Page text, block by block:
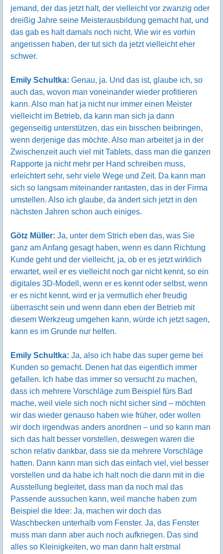
jemand, der das jetzt halt, der vielleicht vor zwanzig oder
dreißig Jahre seine Meisterausbildung gemacht hat, und
das gab es halt damals noch nicht. Wie wir es vorhin
angerissen haben, der tut sich da jetzt vielleicht eher
schwer.
Emily Schultka: Genau, ja. Und das ist, glaube ich, so
auch das, wovon man voneinander wieder profitieren
kann. Also man hat ja nicht nur immer einen Meister
vielleicht im Betrieb, da kann man sich ja dann
gegenseitig unterstützen, das ein bisschen beibringen,
wenn derjenige das möchte. Also man arbeitet ja in der
Zwischenzeit auch viel mit Tablets, dass man die ganzen
Rapporte ja nicht mehr per Hand schreiben muss,
erleichtert sehr, sehr viele Wege und Zeit. Da kann man
sich so langsam miteinander rantasten, das in der Firma
umstellen. Also ich glaube, da ändert sich jetzt in den
nächsten Jahren schon auch einiges.
Götz Müller: Ja, unter dem Strich eben das, was Sie
ganz am Anfang gesagt haben, wenn es dann Richtung
Kunde geht und der vielleicht, ja, ob er es jetzt wirklich
erwartet, weil er es vielleicht noch gar nicht kennt, so ein
digitales 3D-Modell, wenn er es kennt oder selbst, wenn
er es nicht kennt, wird er ja vermutlich eher freudig
überrascht sein und wenn dann eben der Betrieb mit
diesem Werkzeug umgehen kann, würde ich jetzt sagen,
kann es im Grunde nur helfen.
Emily Schultka: Ja, also ich habe das super gerne bei
Kunden so gemacht. Denen hat das eigentlich immer
gefallen. Ich habe das immer so versucht zu machen,
dass ich mehrere Vorschläge zum Beispiel fürs Bad
mache, weil viele sich noch nicht sicher sind – möchten
wir das wieder genauso haben wie früher, oder wollen
wir doch irgendwas anders anordnen – und so kann man
sich das halt besser vorstellen, deswegen waren die
schon relativ dankbar, dass sie da mehrere Vorschläge
hatten. Dann kann man sich das einfach viel, viel besser
vorstellen und da habe ich halt noch die dann mit in die
Ausstellung begleitet, dass man da noch mal das
Passende aussuchen kann, weil manche haben zum
Beispiel die Idee: Ja, machen wir doch das
Waschbecken unterhalb vom Fenster. Ja, das Fenster
muss man dann aber auch noch aufkriegen. Das sind
alles so Kleinigkeiten, wo man dann halt erstmal